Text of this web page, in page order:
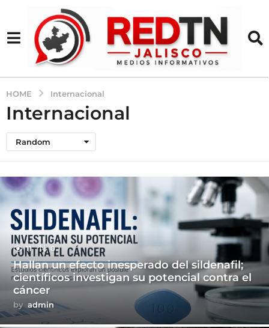
HOME Internacional
Internacional
Random
11 0
Hallan un efecto inesperado del sildenafil;
científicos investigan su potencial contra el
cáncer
by admin